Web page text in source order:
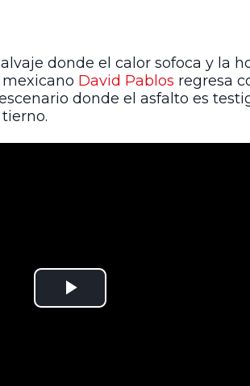
donde el calor sofoca y la
David Pablos regresa
donde el asfalto es